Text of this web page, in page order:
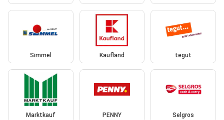
Simmel Kaufland tegut
Marktkauf PENNY Selgros